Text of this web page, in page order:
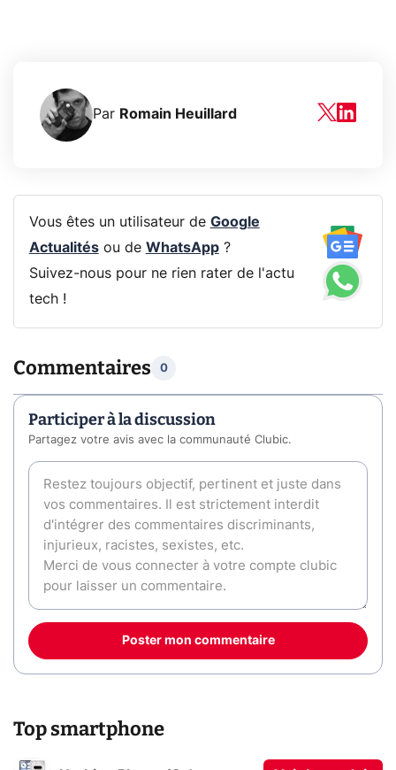
Par Romain Heuillard
Vous êtes un utilisateur de Google
Actualitésou de WhatsApp?
Suivez-nous pour ne rien rater de l'actu
tech !
Commentaires 0
Participer à la discussion
Partagez votre avis avec la communauté Clubic.
Poster mon commentaire
Top smartphone